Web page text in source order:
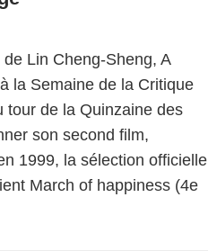
Lin Cheng-Sheng, A
la Semaine de la Critique
tour de la Quinzaine des
son second film,
1999, la sélection officielle
March of happiness (4e